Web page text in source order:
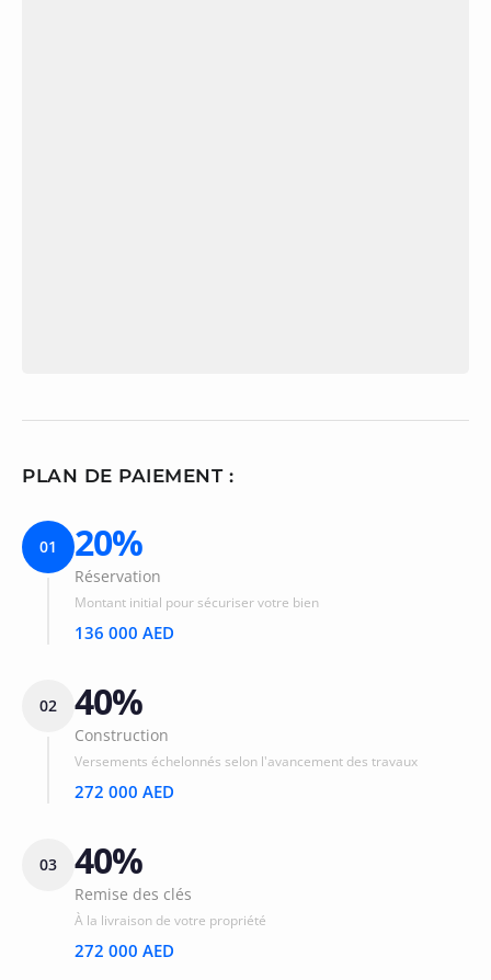
PLAN DE PAIEMENT :
01 20%
Réservation
Montant initial pour sécuriser votre bien
136 000 AED
02 40%
Construction
Versements échelonnés selon l'avancement des travaux
272 000 AED
03 40%
Remise des clés
À la livraison de votre propriété
272 000 AED